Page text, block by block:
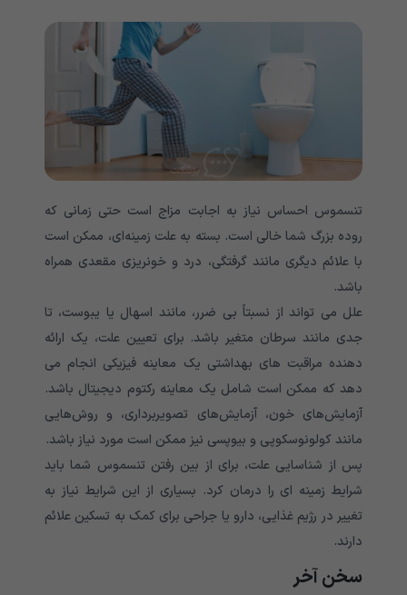
تنسموس احساس نیاز به اجابت مزاج است حتی زمانی که
روده بزرگ شما خالی است. بسته به علت زمینه‌ای، ممکن است
با علائم دیگری مانند گرفتگی، درد و خونریزی مقعدی همراه
باشد.
علل می تواند از نسبتاً بی ضرر، مانند اسهال یا یبوست، تا
جدی مانند سرطان متغیر باشد. برای تعیین علت، یک ارائه
دهنده مراقبت های بهداشتی یک معاینه فیزیکی انجام می
دهد که ممکن است شامل یک معاینه رکتوم دیجیتال باشد.
آزمایش‌های خون، آزمایش‌های تصویربرداری، و روش‌هایی
مانند کولونوسکوپی و بیوپسی نیز ممکن است مورد نیاز باشد.
پس از شناسایی علت، برای از بین رفتن تنسموس شما باید
شرایط زمینه ای را درمان کرد. بسیاری از این شرایط نیاز به
تغییر در رژیم غذایی، دارو یا جراحی برای کمک به تسکین علائم
دارند.
سخن آخر